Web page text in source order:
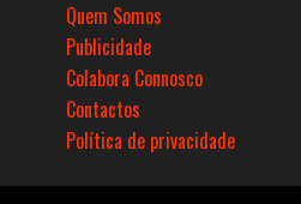
Quem Somos
Publicidade
Colabora Connosco
Contactos
Política de privacidade